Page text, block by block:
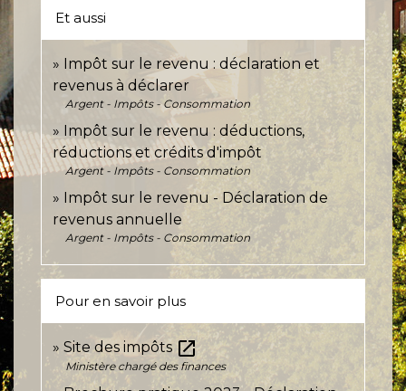
Et aussi
Impôt sur le revenu : déclaration et
revenus à déclarer
Argent - Impôts - Consommation
Impôt sur le revenu : déductions,
réductions et crédits d'impôt
Argent - Impôts - Consommation
Impôt sur le revenu - Déclaration de
revenus annuelle
Argent - Impôts - Consommation
Pour en savoir plus
Site des impôts open_in_new
Ministère chargé des finances